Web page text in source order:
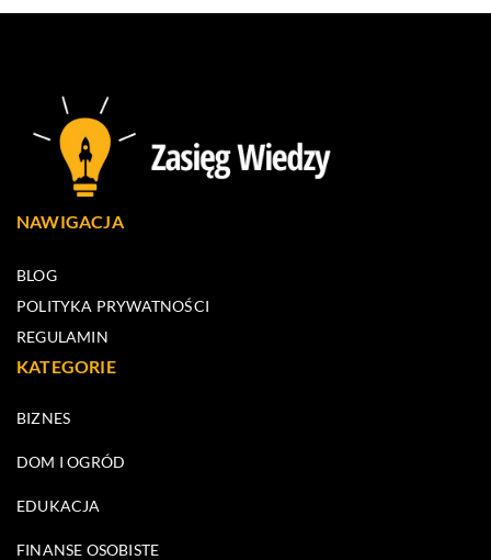
NAWIGACJA
BLOG
POLITYKA PRYWATNOŚCI
REGULAMIN
KATEGORIE
BIZNES
DOM I OGRÓD
EDUKACJA
FINANSE OSOBISTE